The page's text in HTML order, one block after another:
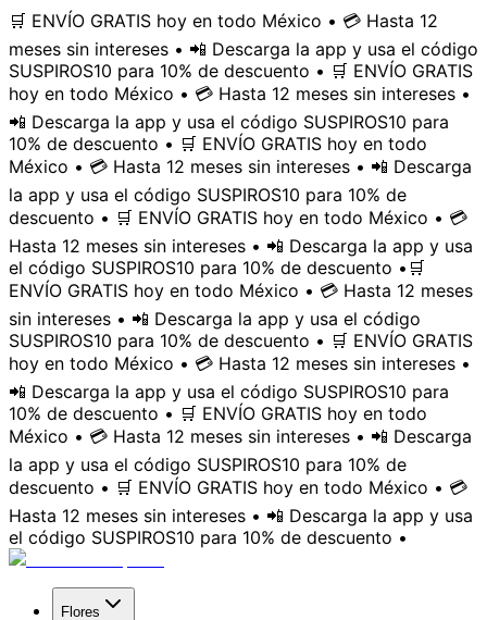
🛒 ENVÍO GRATIS hoy en todo México • 💳 Hasta 12
meses sin intereses • 📲 Descarga la app y usa el código
SUSPIROS10 para 10% de descuento • 🛒 ENVÍO GRATIS
hoy en todo México • 💳 Hasta 12 meses sin intereses •
📲 Descarga la app y usa el código SUSPIROS10 para
10% de descuento • 🛒 ENVÍO GRATIS hoy en todo
México • 💳 Hasta 12 meses sin intereses • 📲 Descarga
la app y usa el código SUSPIROS10 para 10% de
descuento • 🛒 ENVÍO GRATIS hoy en todo México • 💳
Hasta 12 meses sin intereses • 📲 Descarga la app y usa
el código SUSPIROS10 para 10% de descuento • 🛒
ENVÍO GRATIS hoy en todo México • 💳 Hasta 12 meses
sin intereses • 📲 Descarga la app y usa el código
SUSPIROS10 para 10% de descuento • 🛒 ENVÍO GRATIS
hoy en todo México • 💳 Hasta 12 meses sin intereses •
📲 Descarga la app y usa el código SUSPIROS10 para
10% de descuento • 🛒 ENVÍO GRATIS hoy en todo
México • 💳 Hasta 12 meses sin intereses • 📲 Descarga
la app y usa el código SUSPIROS10 para 10% de
descuento • 🛒 ENVÍO GRATIS hoy en todo México • 💳
Hasta 12 meses sin intereses • 📲 Descarga la app y usa
el código SUSPIROS10 para 10% de descuento •
Flores